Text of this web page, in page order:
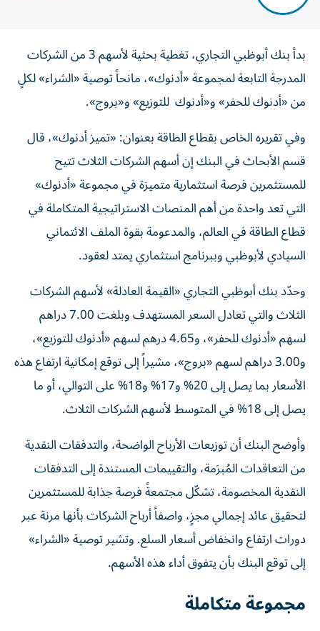
بدأ بنك أبوظبي التجاري، تغطية بحثية لأسهم 3 من الشركات
المدرجة التابعة لمجموعة «أدنوك»، مانحاً توصية «الشراء» لكلٍ
من «أدنوك للحفر» و«أدنوك للتوزيع» و«بروج».
وفي تقريره الخاص بقطاع الطاقة بعنوان: «تميز أدنوك»، قال
قسم الأبحاث في البنك إن أسهم الشركات الثلاث تتيح
للمستثمرين فرصة استثمارية متميزة في مجموعة «أدنوك»
التي تعد واحدة من أهم المنصات الاستراتيجية المتكاملة في
قطاع الطاقة في العالم، والمدعومة بقوة الملف الائتماني
السيادي لأبوظبي وببرنامج استثماري يمتد لعقود.
وحدّد بنك أبوظبي التجاري «القيمة العادلة» لأسهم الشركات
الثلاث والتي تعادل السعر المستهدف وبلغت 7.00 دراهم
لسهم «أدنوك للحفر»، و4.65 درهم لسهم «أدنوك للتوزيع»،
و3.00 دراهم لسهم «بروج»، مشيراً إلى توقع إمكانية ارتفاع هذه
الأسعار بما يصل إلى 20% و17% و18% على التوالي، أو ما
يصل إلى 18% في المتوسط لأسهم الشركات الثلاث.
وأوضح البنك أن توزيعات الأرباح الواضحة، والتدفقات النقدية
من التعاقدات المُبرَمة، والتقييمات المستندة إلى التدفقات
النقدية المخصومة، تشكّل مجتمعةً فرصة جذابة للمستثمرين
لتحقيق عائد إجمالي مجزٍ، واصفاً أرباح الشركات بأنها مرنة عبر
دورات ارتفاع وانخفاض أسعار السلع. وتشير توصية «الشراء»
إلى توقع البنك بأن يتفوق أداء هذه الأسهم.
مجموعة متكاملة